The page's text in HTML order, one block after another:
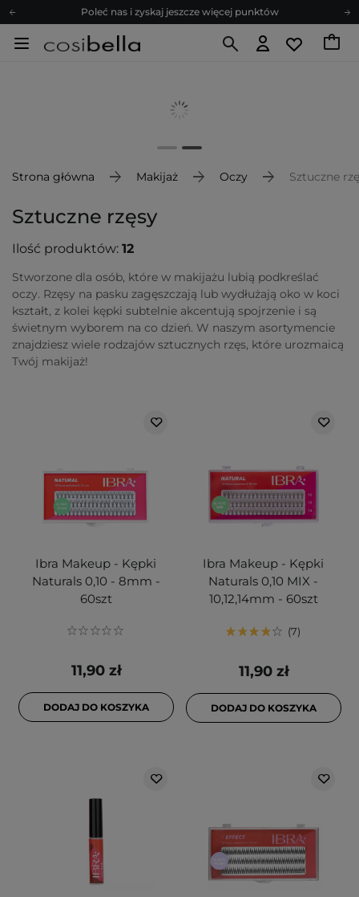
Poleć nas i zyskaj jeszcze więcej punktów
Zapisz się na newsletter pełen porad
Poleć nas i zyskaj jeszcze więcej punktów
Strona główna Makijaż Oczy Sztuczne
Sztuczne rzęsy
Ilość produktów: 12
Stworzone dla osób, które w makijażu lubią podkreślać
oczy. Rzęsy na pasku zagęszczają lub wydłużają oko w koci
kształt, z kolei kępki subtelnie akcentują spojrzenie i są
świetnym wyborem na co dzień. W naszym asortymencie
znajdziesz wiele rodzajów sztucznych rzęs, które urozmaicą
Twój makijaż!
Ibra Makeup - Kępki
Naturals 0,10 - 8mm -
60szt
11,90 zł
DODAJ DO KOSZYKA
Ibra Makeup - Kępki
Naturals 0,10 MIX -
10,12,14mm - 60szt
7
11,90 zł
DODAJ DO KOSZYKA